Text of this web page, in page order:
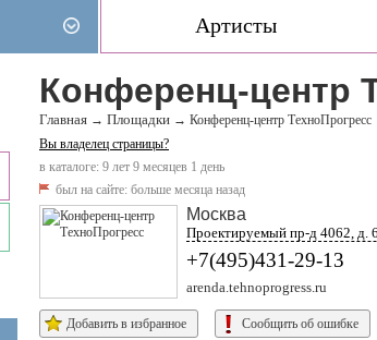
Артисты
Конференц-центр
Главная → Площадки → Конференц-центр ТехноПрогресс
Вы владелец страницы?
в каталоге: 9 лет 9 месяцев 1 день
был на сайте: больше месяца назад
Москва
Проектируемый пр-д 4062, д.
+7(495)431-29-13
arenda.tehnoprogress.ru
Добавить в избранное Сообщить об ошибке